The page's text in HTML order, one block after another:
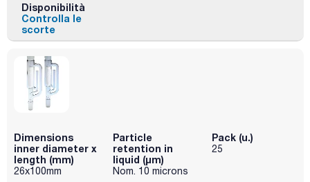
Disponibilità
Controlla le
scorte
Dimensions
inner diameter x
length (mm)
26x100mm
Particle
retention in
liquid (μm)
Nom. 10 microns
Pack (u.)
25